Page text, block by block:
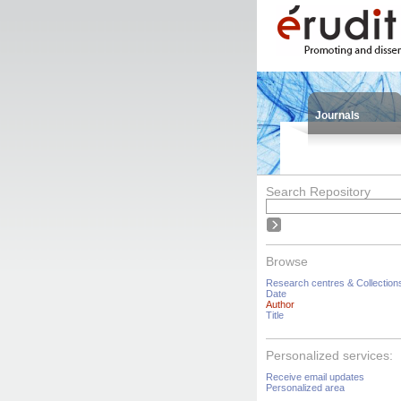
Journals
Search Repository
Browse
Research centres &
Date
Author
Title
Personalized services:
Receive email updates
Personalized area